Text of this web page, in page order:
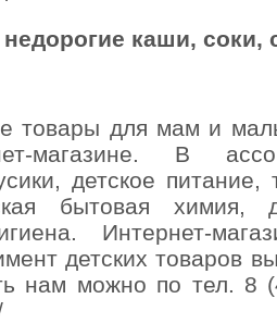
каши, соки,
товары для мам и
магазине. В
детское
бытовая химия,
Интернет-
детских товаров
нам можно по тел. 8